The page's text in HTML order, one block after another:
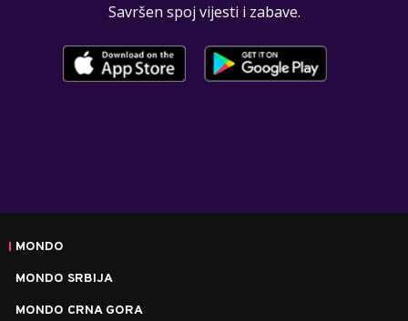
Savršen spoj vijesti i zabave.
MONDO
MONDO SRBIJA
MONDO CRNA GORA